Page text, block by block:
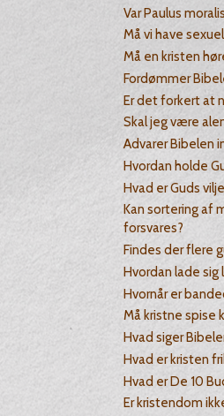
Var Paulus
Må vi have
Må en kristen
Fordømmer
Er det forkert at
Skal jeg være
Advarer Bibelen
Hvordan holde
Hvad er Guds
Kan sortering af
forsvares?
Findes der flere
Hvordan lade sig
Hvornår er
Må kristne spise
Hvad siger
Hvad er kristen
Hvad er De 10
Er kristendom